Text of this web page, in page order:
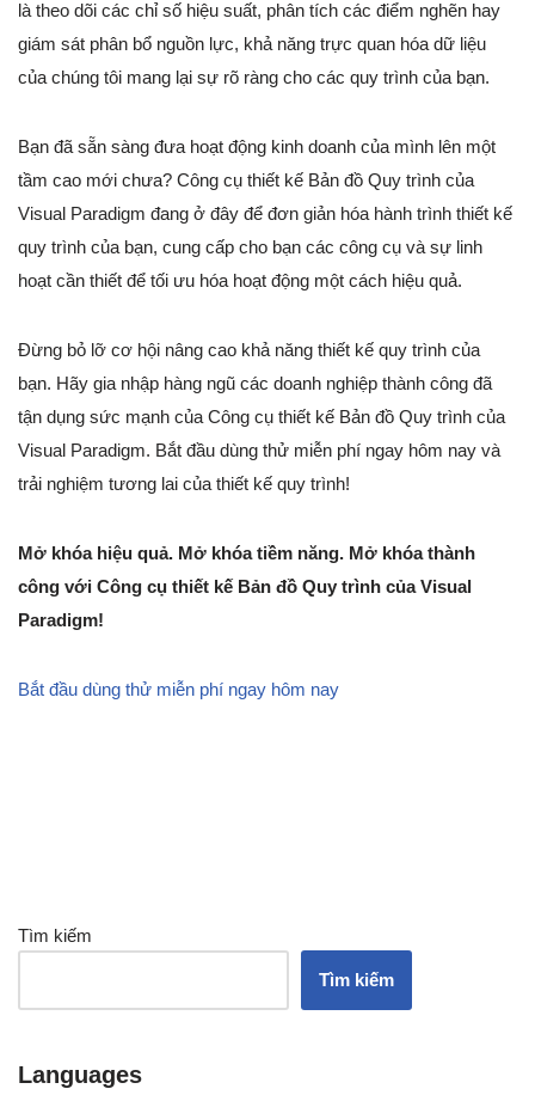
là theo dõi các chỉ số hiệu suất, phân tích các điểm nghẽn hay
giám sát phân bổ nguồn lực, khả năng trực quan hóa dữ liệu
của chúng tôi mang lại sự rõ ràng cho các quy trình của bạn.
Bạn đã sẵn sàng đưa hoạt động kinh doanh của mình lên một
tầm cao mới chưa? Công cụ thiết kế Bản đồ Quy trình của
Visual Paradigm đang ở đây để đơn giản hóa hành trình thiết kế
quy trình của bạn, cung cấp cho bạn các công cụ và sự linh
hoạt cần thiết để tối ưu hóa hoạt động một cách hiệu quả.
Đừng bỏ lỡ cơ hội nâng cao khả năng thiết kế quy trình của
bạn. Hãy gia nhập hàng ngũ các doanh nghiệp thành công đã
tận dụng sức mạnh của Công cụ thiết kế Bản đồ Quy trình của
Visual Paradigm. Bắt đầu dùng thử miễn phí ngay hôm nay và
trải nghiệm tương lai của thiết kế quy trình!
Mở khóa hiệu quả. Mở khóa tiềm năng. Mở khóa thành
công với Công cụ thiết kế Bản đồ Quy trình của Visual
Paradigm!
Bắt đầu dùng thử miễn phí ngay hôm nay
Tìm kiếm
Tìm kiếm
Languages